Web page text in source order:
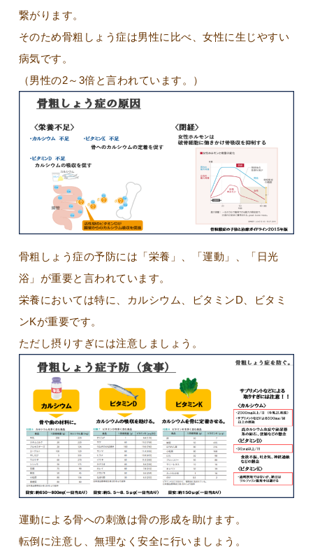
繋がります。
そのため骨粗しょう症は男性に比べ、女性に生じやすい
病気です。
（男性の2～3倍と言われています。）
骨粗しょう症の予防には「栄養」、「運動」、「日光
浴」が重要と言われています。
栄養においては特に、カルシウム、ビタミンD、ビタミ
ンKが重要です。
ただし摂りすぎには注意しましょう。
運動による骨への刺激は骨の形成を助けます。
転倒に注意し、無理なく安全に行いましょう。